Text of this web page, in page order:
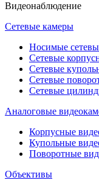
Видеонаблюдение
Сетевые камеры
Носимые
Сетевые
Сетевые
Сетевые
Сетевые
Аналоговые
Корпусные
Купольные
Поворотные
Объективы